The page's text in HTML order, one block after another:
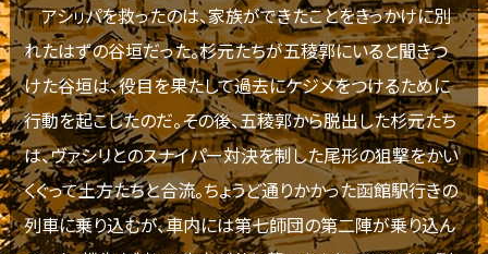
アシㇼパを救ったのは、家族ができたことをきっかけに別
れたはずの谷垣だった。杉元たちが五稜郭にいると聞きつ
けた谷垣は、役目を果たして過去にケジメをつけるために
行動を起こしたのだ。その後、五稜郭から脱出した杉元たち
は、ヴァシリとのスナイパー対決を制した尾形の狙撃をかい
くぐって土方たちと合流。ちょうど通りかかった函館駅行きの
列車に乗り込むが、車内には第七師団の第二陣が乗り込ん